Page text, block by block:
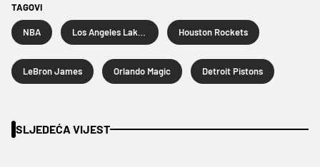
TAGOVI
NBA Houston Rockets
LeBron James Orlando Magic Detroit Pistons
SLJEDEĆA VIJEST